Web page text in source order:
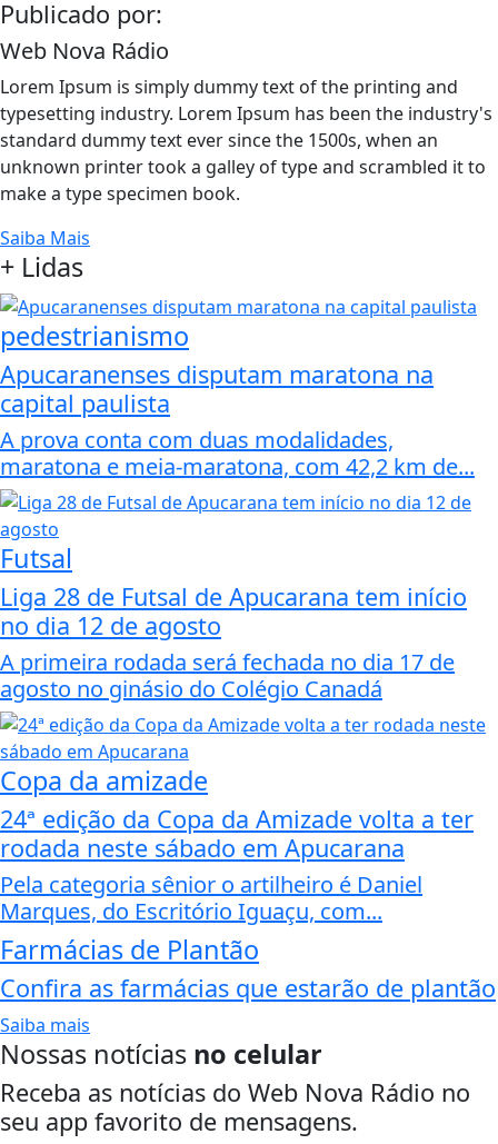
Publicado por:
Web Nova Rádio
Lorem Ipsum is simply dummy text of the printing and
typesetting industry. Lorem Ipsum has been the industry's
standard dummy text ever since the 1500s, when an
unknown printer took a galley of type and scrambled it to
make a type specimen book.
Saiba Mais
+ Lidas
pedestrianismo
Apucaranenses disputam maratona na
capital paulista
A prova conta com duas modalidades,
maratona e meia-maratona, com 42,2 km de...
Futsal
Liga 28 de Futsal de Apucarana tem início
no dia 12 de agosto
A primeira rodada será fechada no dia 17 de
agosto no ginásio do Colégio Canadá
Copa da amizade
24ª edição da Copa da Amizade volta a ter
rodada neste sábado em Apucarana
Pela categoria sênior o artilheiro é Daniel
Marques, do Escritório Iguaçu, com...
Farmácias de Plantão
Confira as farmácias que estarão de plantão
Saiba mais
Nossas notícias no celular
Receba as notícias do Web Nova Rádio no
seu app favorito de mensagens.